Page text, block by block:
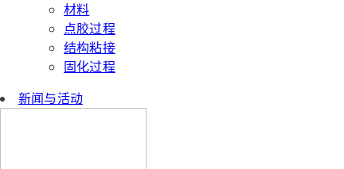
材料
点胶过程
结构粘接
固化过程
新闻与活动